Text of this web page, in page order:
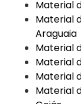
Material
Material
Araguaia
Material
Material
Material
Material